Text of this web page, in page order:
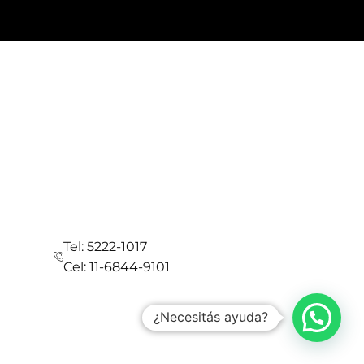
Tel: 5222-1017
Cel: 11-6844-9101
¿Necesitás ayuda?